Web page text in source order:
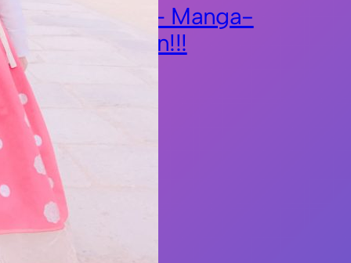
Buchmesse – Manga-
Convention!!!